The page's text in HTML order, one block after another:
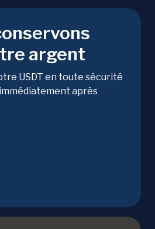
argent
USDT en toute sécurité
après